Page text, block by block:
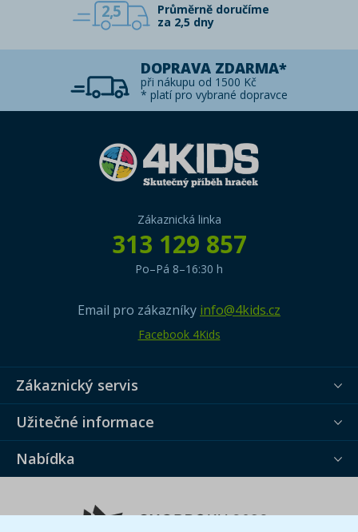
2,5
Průměrně doručíme
za 2,5 dny
DOPRAVA ZDARMA*
při nákupu od 1500 Kč
* platí pro vybrané dopravce
Zákaznická linka
313 129 857
Po–Pá 8–16:30 h
Email pro zákazníky info@4kids.cz
Facebook 4Kids
Zákaznický servis
Užitečné informace
Nabídka